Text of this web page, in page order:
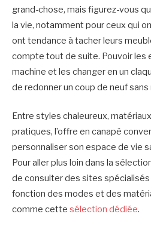
grand-chose, mais figurez-vous
la vie, notamment pour ceux qui
ont tendance à tacher leurs
compte tout de suite. Pouvoir les
machine et les changer en un
de redonner un coup de neuf
Entre styles chaleureux,
pratiques, l’offre en canapé
personnaliser son espace de vie
Pour aller plus loin dans la
de consulter des sites spécialisés
fonction des modes et des
comme cette sélection dédiée.